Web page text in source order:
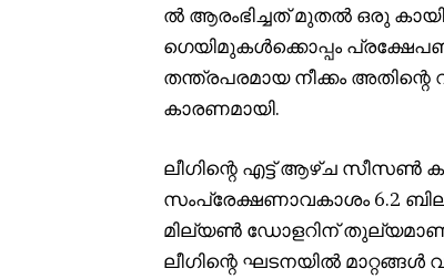
ൽ ആരംഭിച്ചത് മുതൽ ഒരു
ഗെയിമുകൾക്കൊപ്പം
തന്ത്രപരമായ നീക്കം
കാരണമായി.
ലീഗിന്റെ എട്ട് ആഴ്‌ച സീസൺ
സംപ്രേക്ഷണാവകാശം 6.2
മില്യൺ ഡോളറിന്
ലീഗിന്റെ ഘടനയിൽ